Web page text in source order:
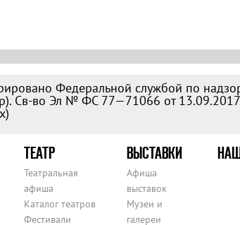
Федеральной службой по
Св-во Эл № ФС 77—71066 от
)
ТЕАТР
Театральная
афиша
Каталог театров
Фестивали
ВЫСТАВКИ
Афиша
выставок
Музеи и
галереи